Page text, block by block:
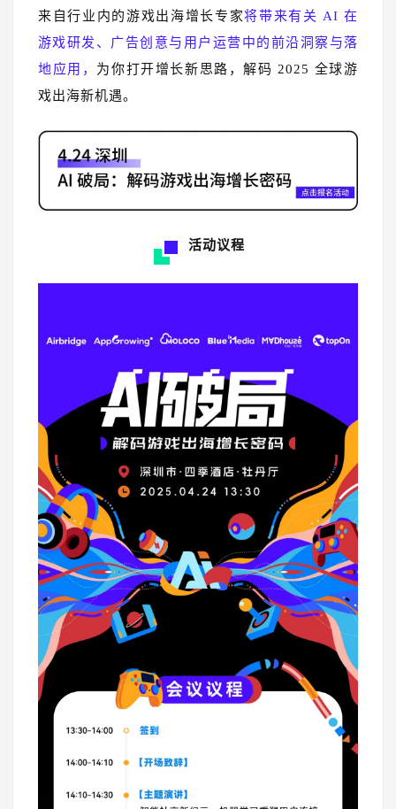
来自行业内的游戏出海增长专家将带来有关 AI 在
游戏研发、广告创意与用户运营中的前沿洞察与落
地应用， 为你打开增长新思路，解码 2025 全球游
戏出海新机遇。
活动议程